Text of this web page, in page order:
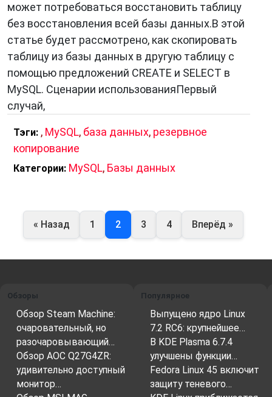
может потребоваться восстановить таблицу
без восстановления всей базы данных.В этой
статье будет рассмотрено, как скопировать
таблицу из базы данных в другую таблицу с
помощью предложений CREATE и SELECT в
MySQL. Сценарии использованияПервый
случай,
Тэги: , MySQL, база данных, резервное
копирование
Категории: MySQL, Базы данных
« Назад 1 2 3 4 Вперёд »
Обзоры
Обзор Steam Machine:
очаровательный, но
разочаровывающий…
Обзор AOC Q27G4ZR:
удивительно доступный
монитор…
Популярное
Выпущено ядро Linux
7.2 RC6: крупнейшее…
В KDE Plasma 6.7.4
улучшены функции…
Fedora Linux 45 включит
защиту теневого…